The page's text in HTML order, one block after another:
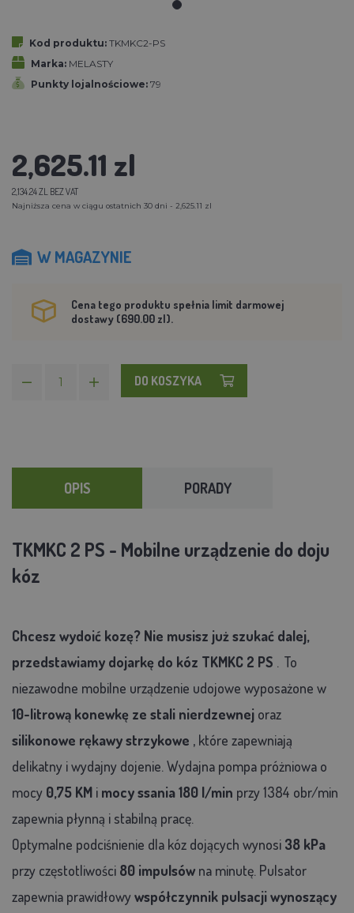
Kod produktu: TKMKC2-PS
Marka: MELASTY
Punkty lojalnościowe: 79
2,625.11 zl
2,134.24 ZL BEZ VAT
Najniższa cena w ciągu ostatnich 30 dni - 2,625.11 zl
W MAGAZYNIE
Cena tego produktu spełnia limit darmowej
dostawy (690.00 zl).
DO KOSZYKA
OPIS PORADY
TKMKC 2 PS - Mobilne urządzenie do doju
kóz
Chcesz wydoić kozę? Nie musisz już szukać dalej,
przedstawiamy dojarkę do kóz TKMKC 2 PS . To
niezawodne mobilne urządzenie udojowe wyposażone w
10-litrową konewkę ze stali nierdzewnej oraz
silikonowe rękawy strzykowe , które zapewniają
delikatny i wydajny dojenie. Wydajna pompa próżniowa o
mocy 0,75 KM i mocy ssania 180 l/min przy 1384 obr/min
zapewnia płynną i stabilną pracę.
Optymalne podciśnienie dla kóz dojących wynosi 38 kPa
przy częstotliwości 80 impulsów na minutę. Pulsator
zapewnia prawidłowy współczynnik pulsacji wynoszący